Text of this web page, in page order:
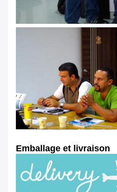
Emballage et livraison